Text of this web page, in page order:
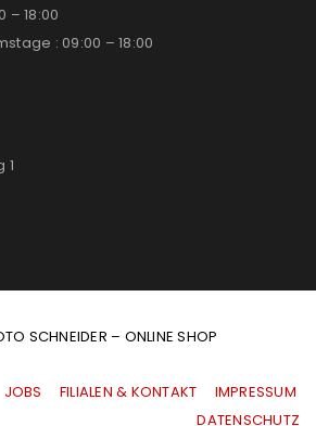
– 18:00
: 09:00 – 18:00
1
SCHNEIDER – ONLINE SHOP
JOBS FILIALEN & KONTAKT
IMPRESSUM
|DATENSCHUTZ